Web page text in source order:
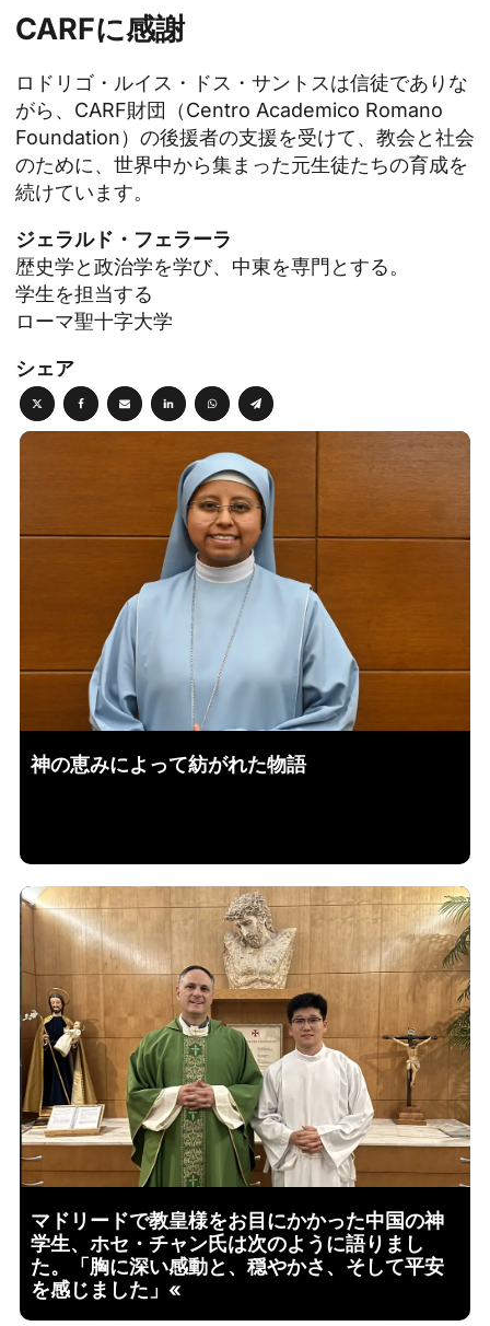
CARFに感謝
ロドリゴ・ルイス・ドス・サントスは信徒でありな
がら、CARF財団（Centro Academico Romano
Foundation）の後援者の支援を受けて、教会と社会
のために、世界中から集まった元生徒たちの育成を
続けています。
ジェラルド・フェラーラ
歴史学と政治学を学び、中東を専門とする。
学生を担当する
ローマ聖十字大学
シェア
神の恵みによって紡がれた物語
マドリードで教皇様をお目にかかった中国の神
学生、ホセ・チャン氏は次のように語りまし
た。「胸に深い感動と、穏やかさ、そして平安
を感じました」«